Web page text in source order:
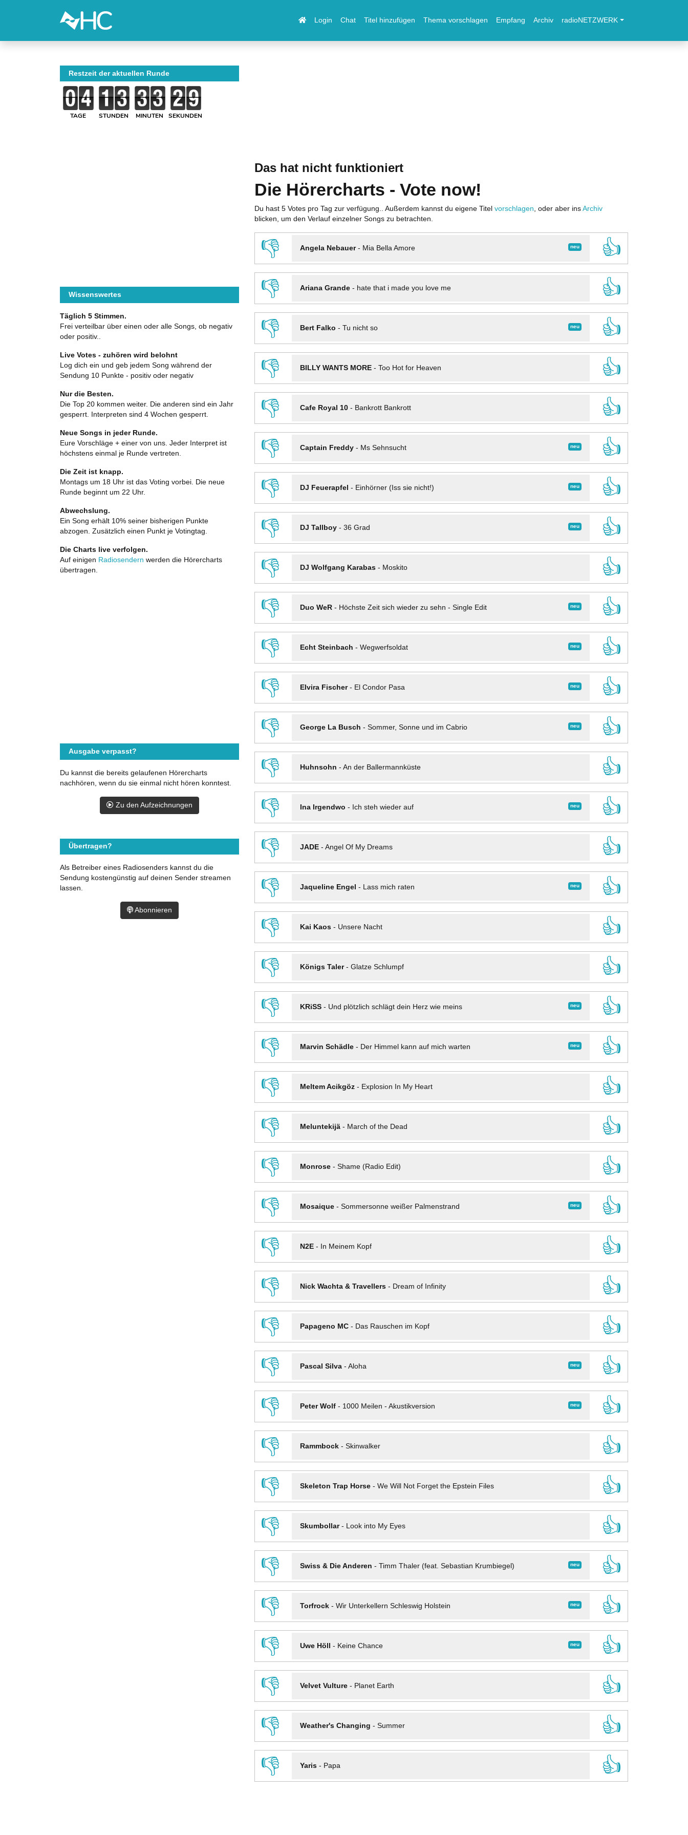
Login Chat Titel hinzufügen Thema vorschlagen Empfang Archiv radioNETZWERK
Das hat nicht funktioniert
Die Hörercharts - Vote now!
Du hast 5 Votes pro Tag zur verfügung.. Außerdem kannst du eigene Titel vorschlagen , oder aber ins Archiv
blicken, um den Verlauf einzelner Songs zu betrachten.
👎 neu
Angela Nebauer- Mia Bella Amore
👍
👎
Ariana Grande- hate that i made you love me
👍
👎
neu
Bert Falko - Tu nicht so
👍
👎
BILLY WANTS MORE- Too Hot for Heaven
👍
👎
Cafe Royal 10- Bankrott Bankrott
👍
👎
neu
Captain Freddy- Ms Sehnsucht
👍
👎
neu
DJ Feuerapfel - Einhörner (Iss sie nicht!)
👍
👎
neu
DJ Tallboy- 36 Grad
👍
👎
DJ Wolfgang Karabas- Moskito
👍
👎
neu
Duo WeR- Höchste Zeit sich wieder zu sehn - Single Edit
👍
👎
neu
Echt Steinbach - Wegwerfsoldat
👍
👎
neu
Elvira Fischer- El Condor Pasa
👍
👎
neu
George La Busch - Sommer, Sonne und im Cabrio
👍
👎
Huhnsohn - An der Ballermannküste
👍
👎
neu
Ina Irgendwo - Ich steh wieder auf
👍
👎
JADE- Angel Of My Dreams
👍
👎
neu
Jaqueline Engel - Lass mich raten
👍
👎
Kai Kaos- Unsere Nacht
👍
👎
Königs Taler- Glatze Schlumpf
👍
👎
neu
KRiSS- Und plötzlich schlägt dein Herz wie meins
👍
👎
neu
Marvin Schädle- Der Himmel kann auf mich warten
👍
👎
Meltem Acikgöz- Explosion In My Heart
👍
👎
Meluntekijä- March of the Dead
👍
👎
Monrose- Shame (Radio Edit)
👍
👎
neu
Mosaique- Sommersonne weißer Palmenstrand
👍
👎
N2E- In Meinem Kopf
👍
👎
Nick Wachta & Travellers- Dream of Infinity
👍
👎
Papageno MC- Das Rauschen im Kopf
👍
👎
neu
Pascal Silva- Aloha
👍
👎
neu
Peter Wolf- 1000 Meilen - Akustikversion
👍
👎
Rammbock- Skinwalker
👍
👎
Skeleton Trap Horse- We Will Not Forget the Epstein Files
👍
👎
Skumbollar- Look into My Eyes
👍
👎
neu
Swiss & Die Anderen - Timm Thaler (feat. Sebastian Krumbiegel)
👍
👎
neu
Torfrock- Wir Unterkellern Schleswig Holstein
👍
👎
neu
Uwe Höll - Keine Chance
👍
👎
Velvet Vulture- Planet Earth
👍
👎
Weather's Changing - Summer
👍
👎
Yaris- Papa 👍
Restzeit der aktuellen Runde
TAGE STUNDEN MINUTEN SEKUNDEN
Wissenswertes
Täglich 5 Stimmen.
Frei verteilbar über einen oder alle Songs, ob negativ
oder positiv..
Live Votes - zuhören wird belohnt
Log dich ein und geb jedem Song während der
Sendung 10 Punkte - positiv oder negativ
Nur die Besten.
Die Top 20 kommen weiter. Die anderen sind ein Jahr
gesperrt. Interpreten sind 4 Wochen gesperrt.
Neue Songs in jeder Runde.
Eure Vorschläge + einer von uns. Jeder Interpret ist
höchstens einmal je Runde vertreten.
Die Zeit ist knapp.
Montags um 18 Uhr ist das Voting vorbei. Die neue
Runde beginnt um 22 Uhr.
Abwechslung.
Ein Song erhält 10% seiner bisherigen Punkte
abzogen. Zusätzlich einen Punkt je Votingtag.
Die Charts live verfolgen.
Auf einigen Radiosendern werden die Hörercharts
übertragen.
Ausgabe verpasst?
Du kannst die bereits gelaufenen Hörercharts
nachhören, wenn du sie einmal nicht hören konntest.
Zu den Aufzeichnungen
Übertragen?
Als Betreiber eines Radiosenders kannst du die
Sendung kostengünstig auf deinen Sender streamen
lassen.
Abonnieren